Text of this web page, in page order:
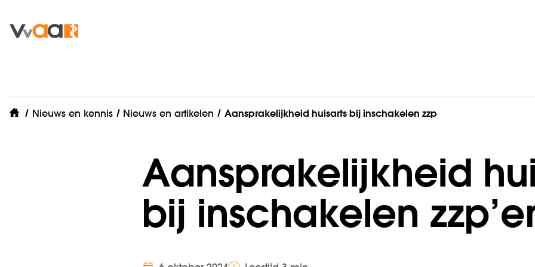
home
Nieuws en kennis Nieuws en artikelen Aansprakelijkheid huisarts bij inschakelen zzp
Aansprakelijk­heid
bij inschakelen